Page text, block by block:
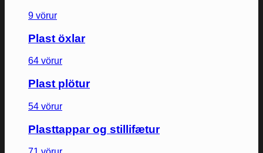
9 vörur
Plast öxlar
64 vörur
Plast plötur
54 vörur
Plasttappar og stillifætur